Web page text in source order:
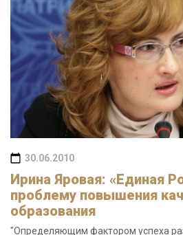
30.06.2010
Ирина Яровая: «Единая
проблему повышения
образования
"Определяющим фактором успеха